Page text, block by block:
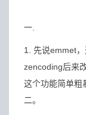
一.
1. 先说emmet
zencoding后来
这个功能简单粗
二。